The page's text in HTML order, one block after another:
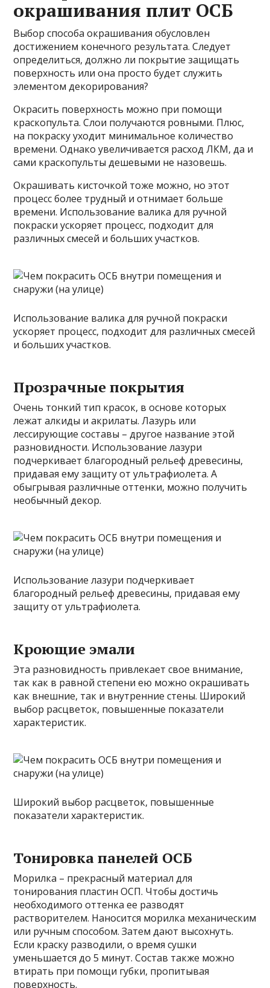
окрашивания плит ОСБ
Выбор способа окрашивания обусловлен
достижением конечного результата. Следует
определиться, должно ли покрытие защищать
поверхность или она просто будет служить
элементом декорирования?
Окрасить поверхность можно при помощи
краскопульта. Слои получаются ровными. Плюс,
на покраску уходит минимальное количество
времени. Однако увеличивается расход ЛКМ, да и
сами краскопульты дешевыми не назовешь.
Окрашивать кисточкой тоже можно, но этот
процесс более трудный и отнимает больше
времени. Использование валика для ручной
покраски ускоряет процесс, подходит для
различных смесей и больших участков.
Использование валика для ручной покраски
ускоряет процесс, подходит для различных смесей
и больших участков.
Прозрачные покрытия
Очень тонкий тип красок, в основе которых
лежат алкиды и акрилаты. Лазурь или
лессирующие составы – другое название этой
разновидности. Использование лазури
подчеркивает благородный рельеф древесины,
придавая ему защиту от ультрафиолета. А
обыгрывая различные оттенки, можно получить
необычный декор.
Использование лазури подчеркивает
благородный рельеф древесины, придавая ему
защиту от ультрафиолета.
Кроющие эмали
Эта разновидность привлекает свое внимание,
так как в равной степени ею можно окрашивать
как внешние, так и внутренние стены. Широкий
выбор расцветок, повышенные показатели
характеристик.
Широкий выбор расцветок, повышенные
показатели характеристик.
Тонировка панелей ОСБ
Морилка – прекрасный материал для
тонирования пластин ОСП. Чтобы достичь
необходимого оттенка ее разводят
растворителем. Наносится морилка механическим
или ручным способом. Затем дают высохнуть.
Если краску разводили, о время сушки
уменьшается до 5 минут. Состав также можно
втирать при помощи губки, пропитывая
поверхность.